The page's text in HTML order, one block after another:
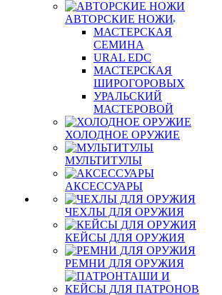
АВТОРСКИЕ НОЖИ
МАСТЕРСКАЯ
СЕМИНА
URAL EDC
МАСТЕРСКАЯ
ШИРОГОРОВЫХ
УРАЛЬСКИЙ
МАСТЕРОВОЙ
ХОЛОДНОЕ ОРУЖИЕ
МУЛЬТИТУЛЫ
АКСЕССУАРЫ
ЧЕХЛЫ ДЛЯ ОРУЖИЯ
КЕЙСЫ ДЛЯ ОРУЖИЯ
РЕМНИ ДЛЯ ОРУЖИЯ